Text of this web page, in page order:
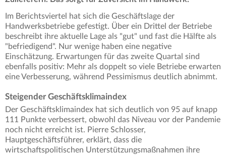
Im Berichtsviertel hat sich die Geschäftslage der
Handwerksbetriebe gefestigt. Über ein Drittel der Betriebe
beschreibt ihre aktuelle Lage als "gut" und fast die Hälfte als
"befriedigend". Nur wenige haben eine negative
Einschätzung. Erwartungen für das zweite Quartal sind
ebenfalls positiv: Mehr als doppelt so viele Betriebe erwarten
eine Verbesserung, während Pessimismus deutlich abnimmt.
Steigender Geschäftsklimaindex
Der Geschäftsklimaindex hat sich deutlich von 95 auf knapp
111 Punkte verbessert, obwohl das Niveau vor der Pandemie
noch nicht erreicht ist. Pierre Schlosser,
Hauptgeschäftsführer, erklärt, dass die
wirtschaftspolitischen Unterstützungsmaßnahmen ihre